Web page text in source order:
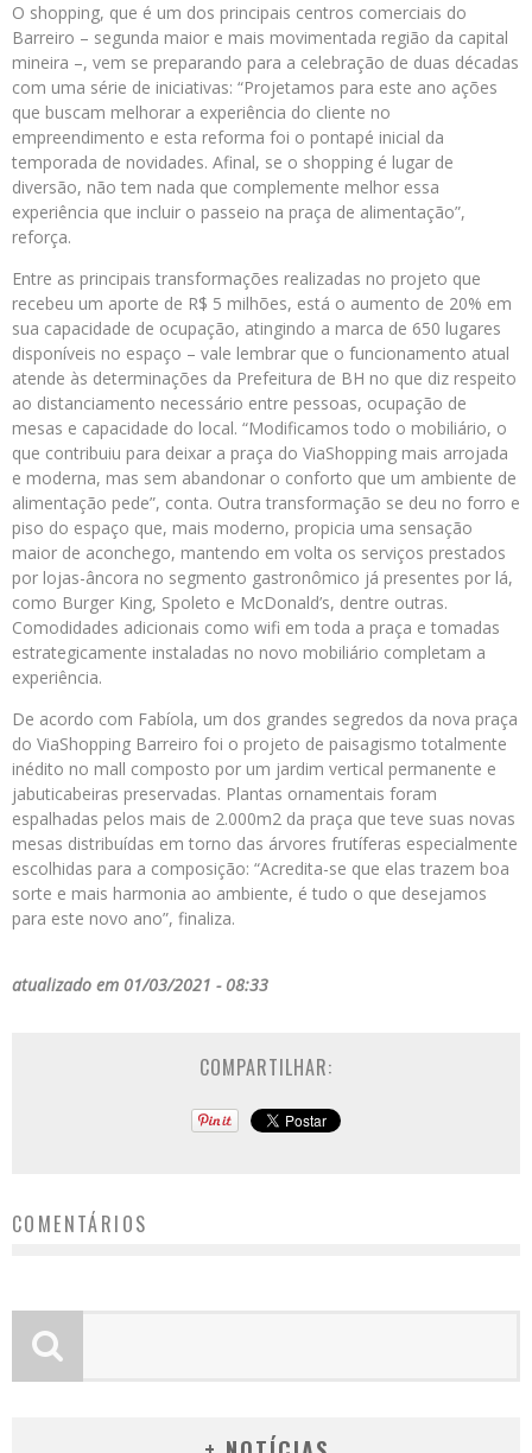
O shopping, que é um dos principais centros comerciais do
Barreiro – segunda maior e mais movimentada região da capital
mineira –, vem se preparando para a celebração de duas décadas
com uma série de iniciativas: “Projetamos para este ano ações
que buscam melhorar a experiência do cliente no
empreendimento e esta reforma foi o pontapé inicial da
temporada de novidades. Afinal, se o shopping é lugar de
diversão, não tem nada que complemente melhor essa
experiência que incluir o passeio na praça de alimentação”,
reforça.
Entre as principais transformações realizadas no projeto que
recebeu um aporte de R$ 5 milhões, está o aumento de 20% em
sua capacidade de ocupação, atingindo a marca de 650 lugares
disponíveis no espaço – vale lembrar que o funcionamento atual
atende às determinações da Prefeitura de BH no que diz respeito
ao distanciamento necessário entre pessoas, ocupação de
mesas e capacidade do local. “Modificamos todo o mobiliário, o
que contribuiu para deixar a praça do ViaShopping mais arrojada
e moderna, mas sem abandonar o conforto que um ambiente de
alimentação pede”, conta. Outra transformação se deu no forro e
piso do espaço que, mais moderno, propicia uma sensação
maior de aconchego, mantendo em volta os serviços prestados
por lojas-âncora no segmento gastronômico já presentes por lá,
como Burger King, Spoleto e McDonald’s, dentre outras.
Comodidades adicionais como wifi em toda a praça e tomadas
estrategicamente instaladas no novo mobiliário completam a
experiência.
De acordo com Fabíola, um dos grandes segredos da nova praça
do ViaShopping Barreiro foi o projeto de paisagismo totalmente
inédito no mall composto por um jardim vertical permanente e
jabuticabeiras preservadas. Plantas ornamentais foram
espalhadas pelos mais de 2.000m2 da praça que teve suas novas
mesas distribuídas em torno das árvores frutíferas especialmente
escolhidas para a composição: “Acredita-se que elas trazem boa
sorte e mais harmonia ao ambiente, é tudo o que desejamos
para este novo ano”, finaliza.
atualizado em 01/03/2021 - 08:33
COMPARTILHAR:
COMENTÁRIOS